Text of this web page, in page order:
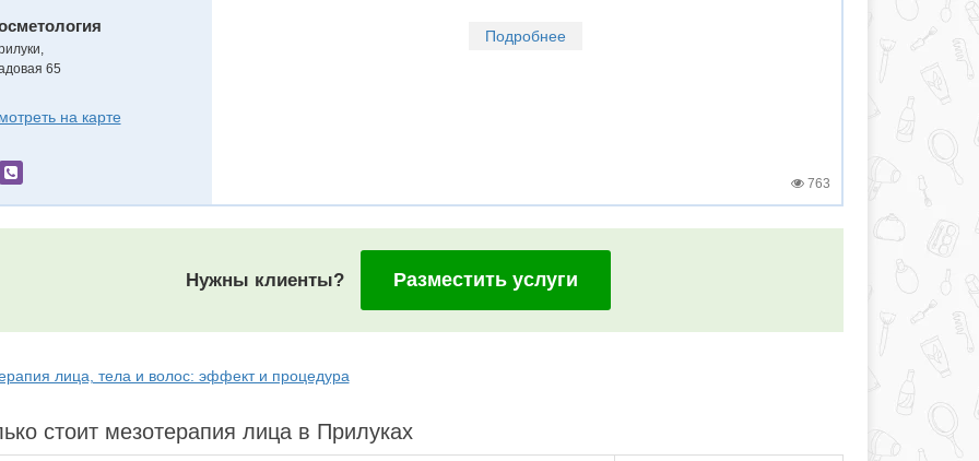
65
на карте
Подробнее
763
Нужны клиенты? Разместить услуги
лица, тела и волос: эффект и процедура
стоит мезотерапия лица в Прилуках